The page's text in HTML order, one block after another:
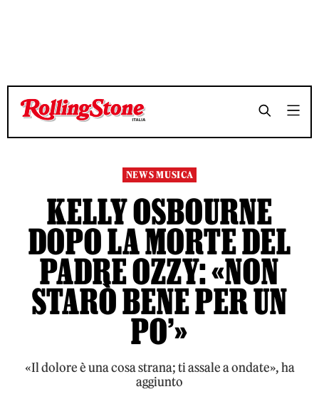
NEWS MUSICA
KELLY OSBOURNE
DOPO LA MORTE DEL
PADRE OZZY: «NON
STARÒ BENE PER UN
PO’»
«Il dolore è una cosa strana; ti assale a ondate», ha
aggiunto